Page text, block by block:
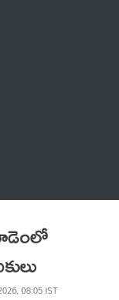
08:05 IST